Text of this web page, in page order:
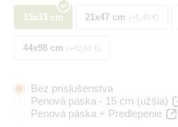
15x33 cm 21x47 cm +5,40 €
44x98 cm +42,60 €
Bez príslušenstva
Penová páska - 15 cm (užšia)
Penová páska + Predlepenie